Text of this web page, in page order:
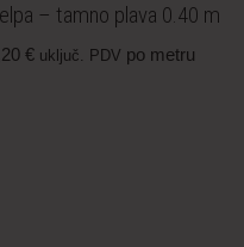
– tamno plava 0.40 m
€ uključ. PDV po metru